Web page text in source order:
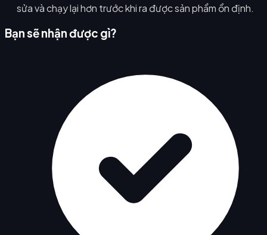
sửa và chạy lại hơn trước khi ra được sản phẩm ổn định.
Bạn sẽ nhận được gì?